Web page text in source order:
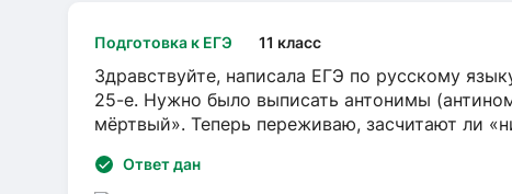
Подготовка к ЕГЭ 11 класс
Здравствуйте, написала ЕГЭ по русскому
25-е. Нужно было выписать антонимы
мёртвый». Теперь переживаю, засчитают ли
Ответ дан